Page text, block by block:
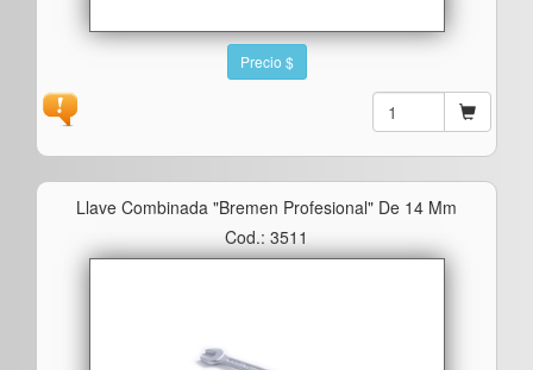
Precio $
Llave Combinada "bremen Profesional" De 14 Mm
Cod.: 3511